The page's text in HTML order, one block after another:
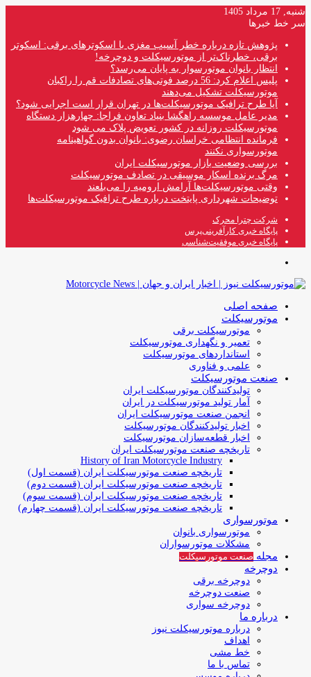
شنبه, 17 مرداد 1405
سر خط خبرها
پژوهش تازه درباره خطر آسیب مغزی با اسکوترهای برقی: اسکوتر
برقی، خطرناک‌تر از موتورسیکلت و دوچرخه!
انتظار بانوان موتورسوار به پایان می‌رسد؟
پلیس اعلام کرد: 56 درصد فوتی‌های تصادفات قم را راکبان
موتورسیکلت تشکیل می‌دهند
آیا طرح ترافیک موتورسیکلت‌ها در تهران قرار است اجرایی شود؟
مدیر عامل موسسه راهگشا بنیاد تعاون فراجا: چهارهزار دستگاه
موتورسیکلت روزانه در کشور تعویض پلاک می شود
فرمانده انتظامی خراسان رضوی: بانوان بدون گواهینامه
موتورسواری نکنند
بررسی وضعیت بازار موتورسیکلت ایران
مرگ برنده اسکار موسیقی در تصادف موتورسیکلت
وقتی موتورسیکلت‌ها آرامش ارومیه را می‌بلعند
توضیحات شهرداری پایتخت درباره طرح ترافیک موتورسیکلت‌ها
شرکت چترا محرک
پایگاه خبری کارآفرینی‌پرس
پایگاه خبری موفقیت‌شناسی
صفحه اصلی
موتورسیکلت
موتورسیکلت برقی
تعمیر و نگهداری موتورسیکلت
استانداردهای موتورسیکلت
علمی و فناوری
صنعت موتورسیکلت
تولیدکنندگان موتورسیکلت ایران
آمار تولید موتورسیکلت در ایران
انجمن صنعت موتورسیکلت ایران
اخبار تولیدکنندگان موتورسیکلت
اخبار قطعه‌سازان موتورسیکلت
تاریخچه صنعت موتورسیکلت ایران
History of Iran Motorcycle Industry
تاریخچه صنعت موتورسیکلت ایران (قسمت اول)
تاریخچه صنعت موتورسیکلت ایران (قسمت دوم)
تاریخچه صنعت موتورسیکلت ایران (قسمت سوم)
تاریخچه صنعت موتورسیکلت ایران (قسمت چهارم)
موتورسواری
موتورسواری بانوان
مشکلات موتورسواران
مجله صنعت موتورسیکلت
دوچرخه
دوچرخه برقی
صنعت دوچرخه
دوچرخه سواری
درباره ما
درباره موتورسیکلت نیوز
اهداف
خط مشی
تماس با ما